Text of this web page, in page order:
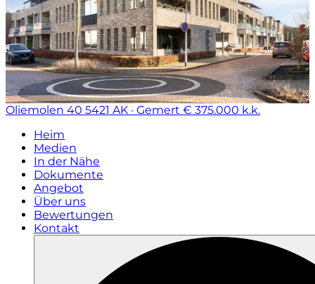
Oliemolen 40 5421 AK · Gemert € 375.000 k.k.
Heim
Medien
In der Nähe
Dokumente
Angebot
Über uns
Bewertungen
Kontakt